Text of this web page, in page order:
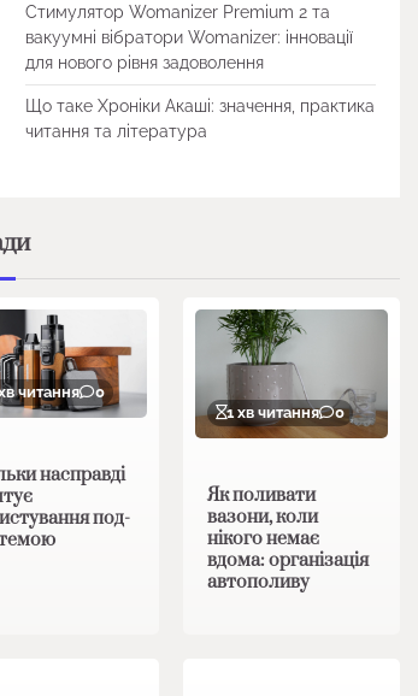
Стимулятор Womanizer Premium 2 та
вакуумні вібратори Womanizer: інновації
для нового рівня задоволення
Що таке Хроніки Акаші: значення, практика
читання та література
читання 0
насправді
под-
1 хв читання 0
Як поливати
вазони, коли
нікого немає
вдома: організація
автополиву